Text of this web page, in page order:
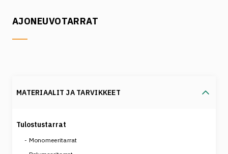
AJONEUVOTARRAT
MATERIAALIT JA TARVIKKEET
Tulostustarrat
Monomeeritarrat